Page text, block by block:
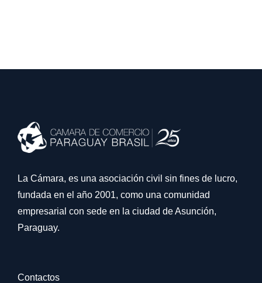
La Cámara, es una asociación civil sin fines de lucro,
fundada en el año 2001, como una comunidad
empresarial con sede en la ciudad de Asunción,
Paraguay.
Contactos